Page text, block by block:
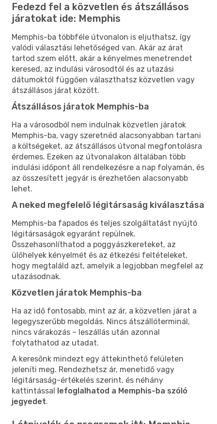
Fedezd fel a közvetlen és átszállásos
járatokat ide: Memphis
Memphis-ba többféle útvonalon is eljuthatsz, így
valódi választási lehetőséged van. Akár az árat
tartod szem előtt, akár a kényelmes menetrendet
keresed, az indulási városodtól és az utazási
dátumoktól függően választhatsz közvetlen vagy
átszállásos járat között.
Átszállásos járatok Memphis-ba
Ha a városodból nem indulnak közvetlen járatok
Memphis-ba, vagy szeretnéd alacsonyabban tartani
a költségeket, az átszállásos útvonal megfontolásra
érdemes. Ezeken az útvonalakon általában több
indulási időpont áll rendelkezésre a nap folyamán, és
az összesített jegyár is érezhetően alacsonyabb
lehet.
A neked megfelelő légitársaság kiválasztása
Memphis-ba fapados és teljes szolgáltatást nyújtó
légitársaságok egyaránt repülnek.
Összehasonlíthatod a poggyászkereteket, az
ülőhelyek kényelmét és az étkezési feltételeket,
hogy megtaláld azt, amelyik a legjobban megfelel az
utazásodnak.
Közvetlen járatok Memphis-ba
Ha az idő fontosabb, mint az ár, a közvetlen járat a
legegyszerűbb megoldás. Nincs átszállóterminál,
nincs várakozás – leszállás után azonnal
folytathatod az utadat.
A keresőnk mindezt egy áttekinthető felületen
jeleníti meg. Rendezhetsz ár, menetidő vagy
légitársaság-értékelés szerint, és néhány
kattintással lefoglalhatod a Memphis-ba szóló
jegyedet.